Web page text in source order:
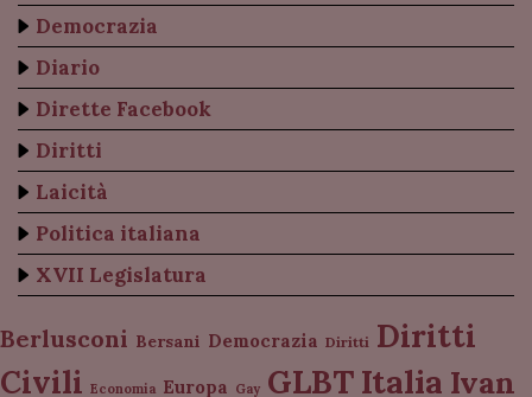
Democrazia
Diario
Dirette Facebook
Diritti
Laicità
Politica italiana
XVII Legislatura
Berlusconi Bersani Democrazia Diritti Diritti
Civili Economia Europa Gay GLBT Italia Ivan